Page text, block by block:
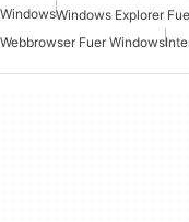
WindowsWindows Explorer
Webbrowser Fuer Windows